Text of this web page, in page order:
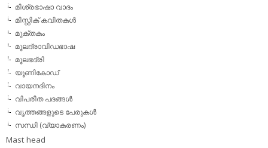
മിശ്രഭാഷാ വാദം
മിസ്റ്റിക് കവിതകള്‍
മുക്തകം
മൂലദ്രാവിഡഭാഷ
മൂലഭദ്രി
യൂണികോഡ്
വായനദിനം
വിപരീത പദങ്ങള്‍
വൃത്തങ്ങളുടെ പേരുകള്‍
സന്ധി (വ്യാകരണം)
Mast head